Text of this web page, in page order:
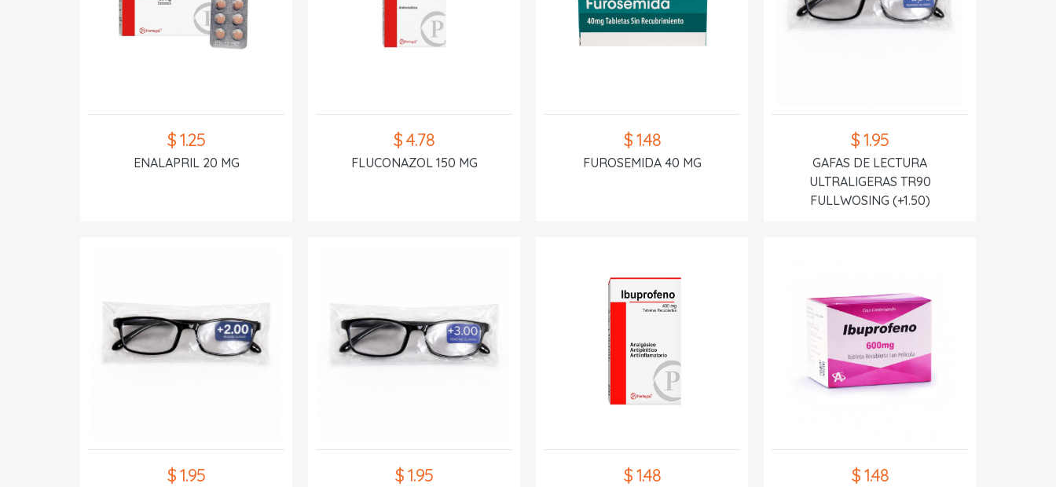
$ 1.25
ENALAPRIL 20 MG
$ 4.78
FLUCONAZOL 150 MG
$ 1.48
FUROSEMIDA 40 MG
$ 1.95
GAFAS DE LECTURA
ULTRALIGERAS TR90
FULLWOSING (+1.50)
$ 1.95 $ 1.95 $ 1.48 $ 1.48